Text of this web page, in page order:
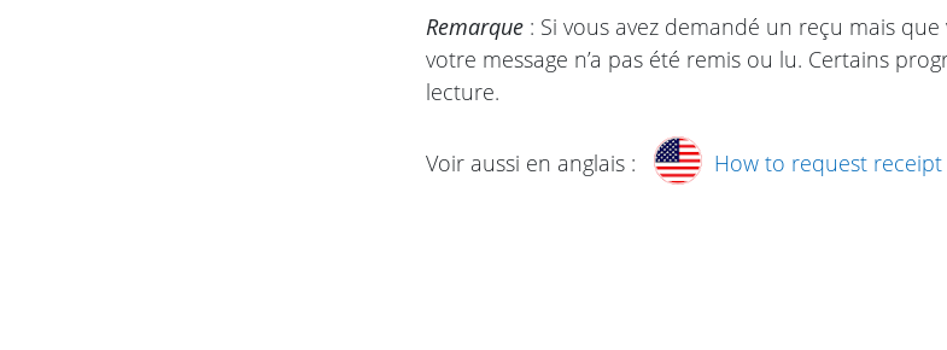
Remarque : Si vous avez demandé un reçu mais
votre message n’a pas été remis ou lu. Certains
lecture.
Voir aussi en anglais : How to request